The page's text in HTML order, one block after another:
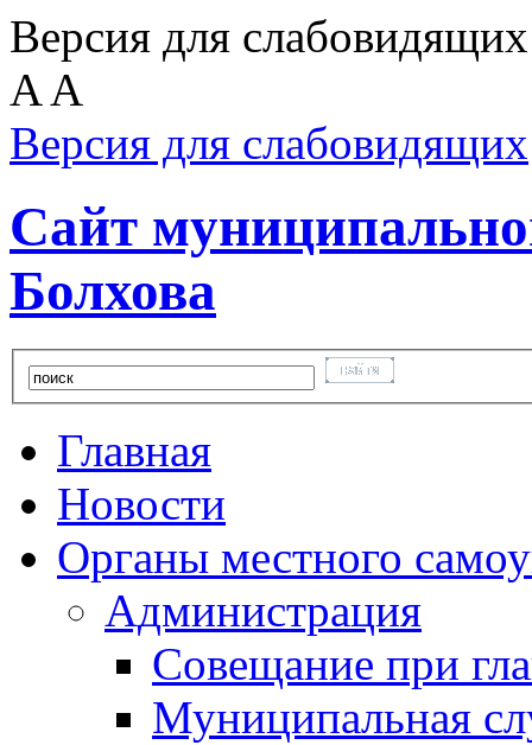
Версия для
A A
Версия для слабовидящих
Сайт
Болхова
Главная
Новости
Органы местного
Администрация
Совещание при
Муниципальная